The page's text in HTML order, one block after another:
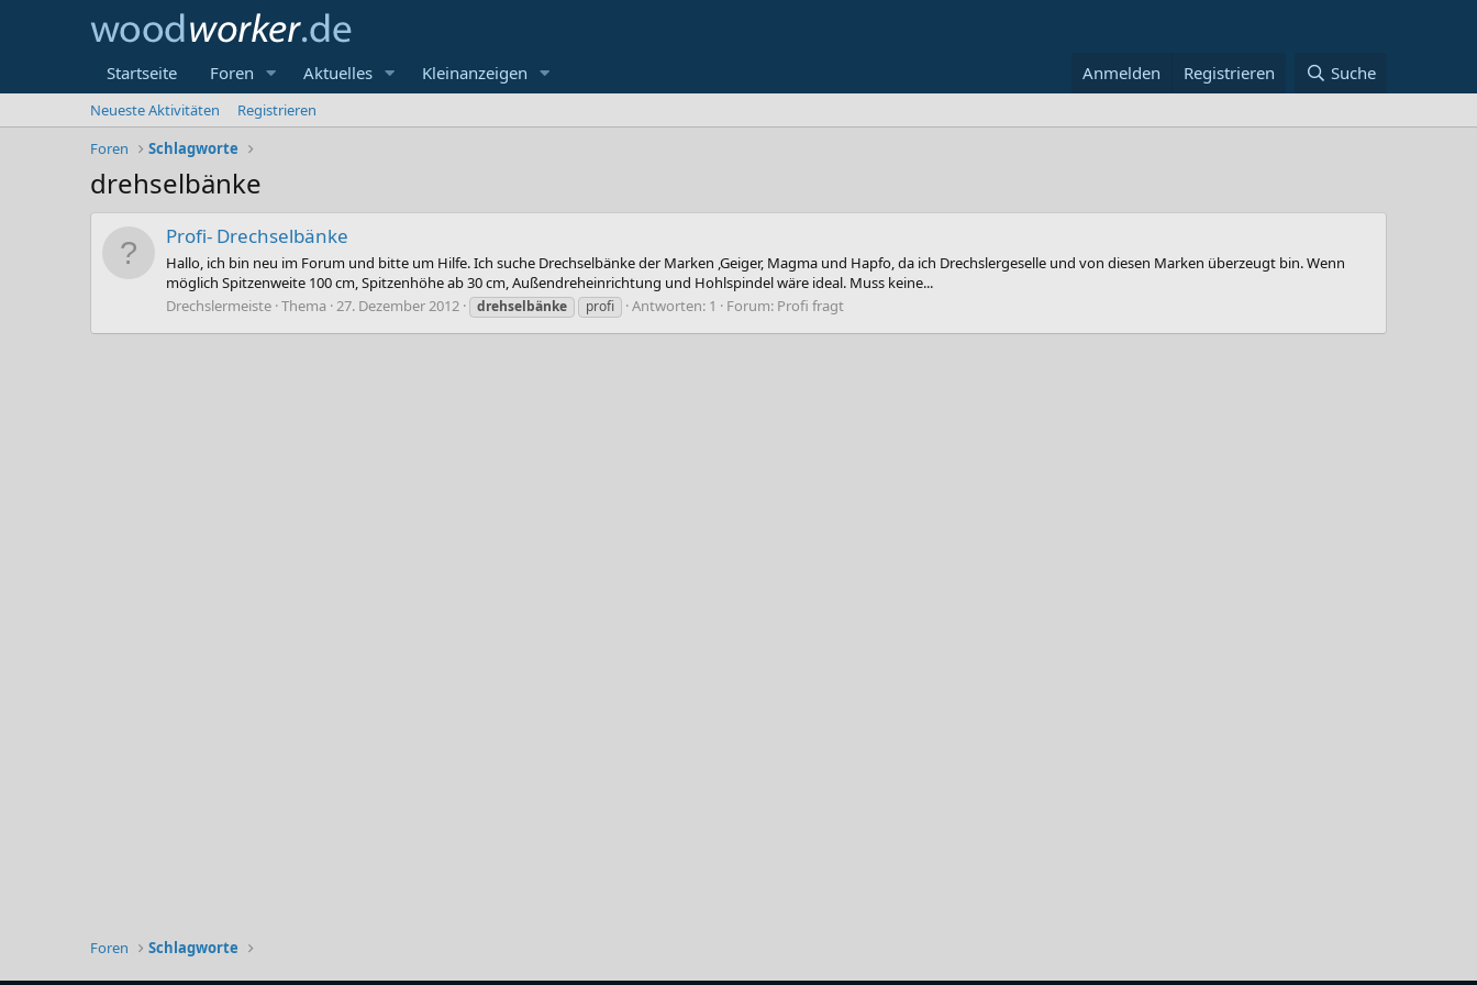
Startseite Foren Aktuelles Kleinanzeigen Anmelden Registrieren Suche
Neueste Aktivitäten
Registrieren
Foren
Schlagworte
drehselbänke
Profi- Drechselbänke
Hallo, ich bin neu im Forum und bitte um Hilfe. Ich suche Drechselbänke der Marken ,Geiger, Magma und Hapfo, da ich Drechslergeselle und von diesen Marken überzeugt bin. Wenn
möglich Spitzenweite 100 cm, Spitzenhöhe ab 30 cm, Außendreheinrichtung und Hohlspindel wäre ideal. Muss keine...
Drechslermeiste Thema 27. Dezember 2012 drehselbänke profi Antworten: 1 Forum: Profi fragt
Foren Schlagworte